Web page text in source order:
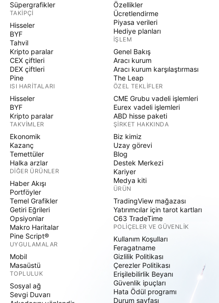
Süpergrafikler
TAKIPÇI
Hisseler
BYF
Tahvil
Kripto paralar
CEX çiftleri
DEX çiftleri
Pine
ISI HARITALARI
Hisseler
BYF
Kripto paralar
TAKVIMLER
Ekonomik
Kazanç
Temettüler
Halka arzlar
DIĞER ÜRÜNLER
Haber Akışı
Portföyler
Temel Grafikler
Getiri Eğrileri
Opsiyonlar
Makro Haritalar
Pine Script®
UYGULAMALAR
Mobil
Masaüstü
TOPLULUK
Sosyal ağ
Sevgi Duvarı
Özellikler
Ücretlendirme
Piyasa verileri
Hediye planları
İŞLEM
Genel Bakış
Aracı kurum
Aracı kurum karşılaştırması
The Leap
ÖZEL TEKLIFLER
CME Grubu vadeli işlemleri
Eurex vadeli işlemleri
ABD hisse paketi
ŞIRKET HAKKINDA
Biz kimiz
Uzay görevi
Blog
Destek Merkezi
Kariyer
Medya kiti
ÜRÜN
TradingView mağazası
Yatırımcılar için tarot kartları
C63 TradeTime
POLIÇELER VE GÜVENLIK
Kullanım Koşulları
Feragatname
Gizlilik Politikası
Çerezler Politikası
Erişilebilirlik Beyanı
Güvenlik ipuçları
Hata Ödül programı
Durum sayfası